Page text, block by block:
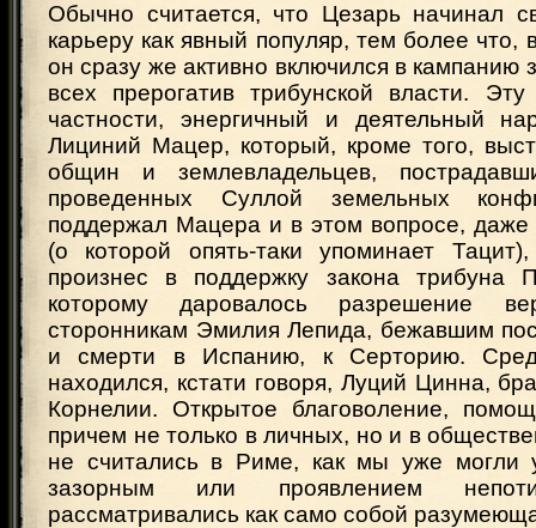
Обычно считается, что Цезарь начинал
карьеру как явный популяр, тем более что,
он сразу же активно включился в кампанию
всех прерогатив трибунской власти.
частности, энергичный и деятельный
Лициний Мацер, который, кроме того,
общин и землевладельцев,
проведенных Суллой земельных
поддержал Мацера и в этом вопросе, даже
(о которой опять-таки упоминает
произнес в поддержку закона трибуна
которому даровалось разрешение
сторонникам Эмилия Лепида, бежавшим
и смерти в Испанию, к Серторию.
находился, кстати говоря, Луций Цинна,
Корнелии. Открытое благоволение,
причем не только в личных, но и в
не считались в Риме, как мы уже могли
зазорным или проявлением
рассматривались как само собой